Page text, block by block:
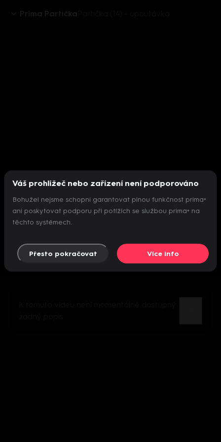
Prima Partička
Nepodařilo se inicializovat přehrávač
Váš prohlížeč nebo zařízení není podporováno
Bohužel nejsme schopni garantovat plnou funkčnost prima+
ani poskytovat podporu při potížích se službou prima+ na
těchto systémech.
Přesto pokračovat Více info